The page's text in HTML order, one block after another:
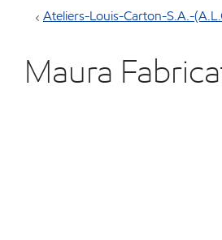
Ateliers-Louis-Carton-S.A.-
Maura